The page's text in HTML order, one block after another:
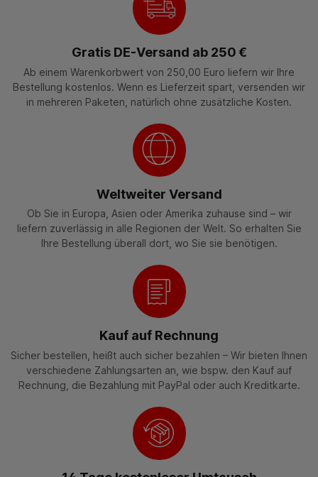
Gratis DE-Versand ab 250 €
Ab einem Warenkorbwert von 250,00 Euro liefern wir Ihre
Bestellung kostenlos. Wenn es Lieferzeit spart, versenden wir
in mehreren Paketen, natürlich ohne zusätzliche Kosten.
Weltweiter Versand
Ob Sie in Europa, Asien oder Amerika zuhause sind – wir
liefern zuverlässig in alle Regionen der Welt. So erhalten Sie
Ihre Bestellung überall dort, wo Sie sie benötigen.
Kauf auf Rechnung
Sicher bestellen, heißt auch sicher bezahlen – Wir bieten Ihnen
verschiedene Zahlungsarten an, wie bspw. den Kauf auf
Rechnung, die Bezahlung mit PayPal oder auch Kreditkarte.